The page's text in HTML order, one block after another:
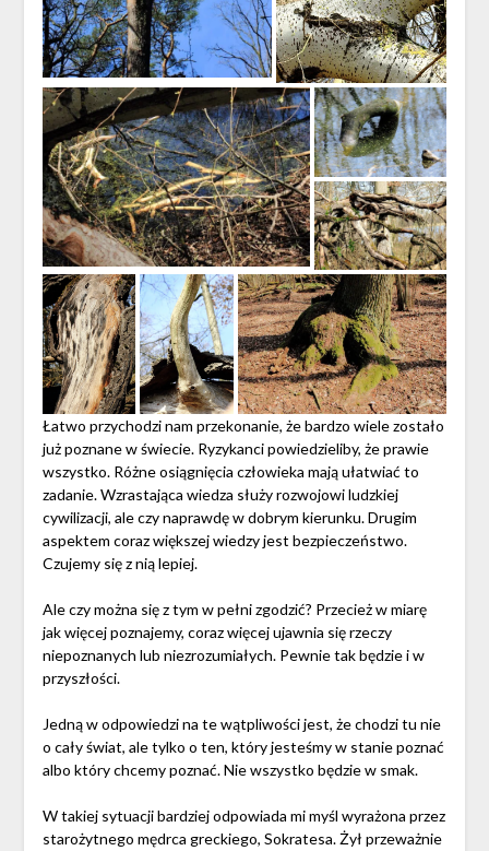
Łatwo przychodzi nam przekonanie, że bardzo wiele zostało
już poznane w świecie. Ryzykanci powiedzieliby, że prawie
wszystko. Różne osiągnięcia człowieka mają ułatwiać to
zadanie. Wzrastająca wiedza służy rozwojowi ludzkiej
cywilizacji, ale czy naprawdę w dobrym kierunku. Drugim
aspektem coraz większej wiedzy jest bezpieczeństwo.
Czujemy się z nią lepiej.
Ale czy można się z tym w pełni zgodzić? Przecież w miarę
jak więcej poznajemy, coraz więcej ujawnia się rzeczy
niepoznanych lub niezrozumiałych. Pewnie tak będzie i w
przyszłości.
Jedną w odpowiedzi na te wątpliwości jest, że chodzi tu nie
o cały świat, ale tylko o ten, który jesteśmy w stanie poznać
albo który chcemy poznać. Nie wszystko będzie w smak.
W takiej sytuacji bardziej odpowiada mi myśl wyrażona przez
starożytnego mędrca greckiego, Sokratesa. Żył przeważnie